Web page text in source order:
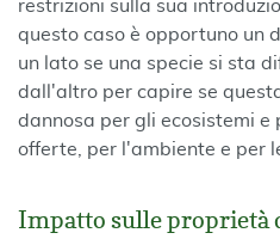
restrizioni sulla sua
questo caso è opportuno un
un lato se una specie si sta
dall'altro per capire se
dannosa per gli ecosistemi e
offerte, per l'ambiente e per
Impatto sulle proprietà